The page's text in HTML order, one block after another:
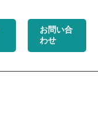
お問い合
わせ